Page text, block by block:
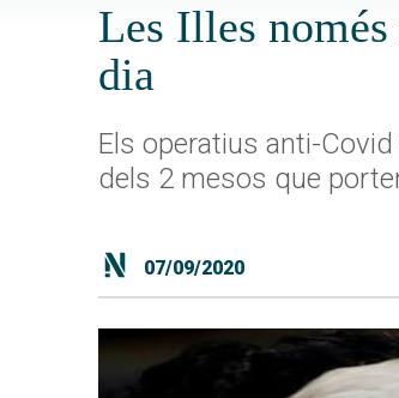
Les Illes
dia
Els operatius anti-
dels 2 mesos que
07/09/2020